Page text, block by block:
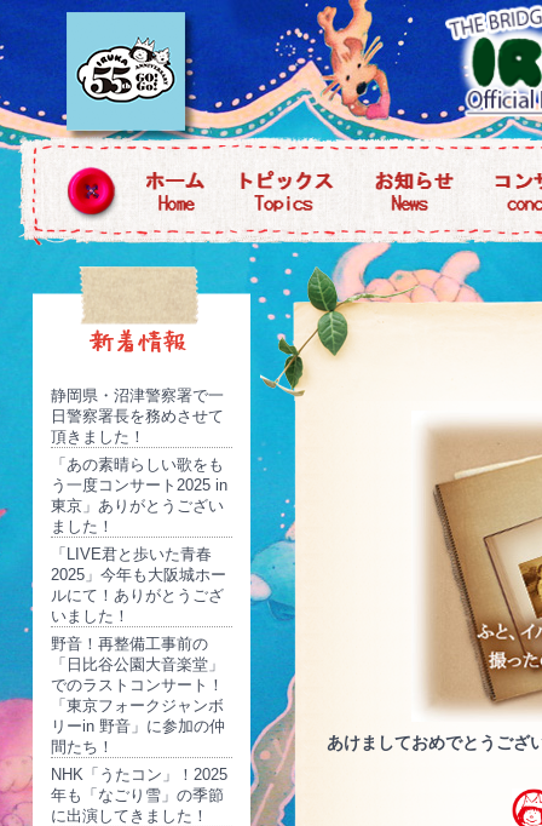
静岡県・沼津警察署で一
日警察署長を務めさせて
頂きました！
「あの素晴らしい歌をも
う一度コンサート2025 in
東京」ありがとうござい
ました！
「LIVE君と歩いた青春
2025」今年も大阪城ホー
ルにて！ありがとうござ
いました！
野音！再整備工事前の
「日比谷公園大音楽堂」
でのラストコンサート！
「東京フォークジャンボ
リーin 野音」に参加の仲
間たち！
NHK「うたコン」！2025
年も「なごり雪」の季節
に出演してきました！
あけましておめでとうござ